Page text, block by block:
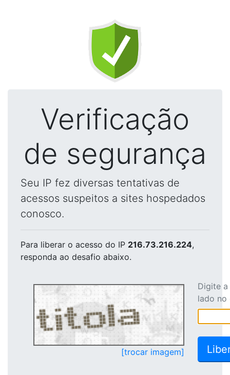
Verificação
de segurança
Seu IP fez diversas tentativas de
acessos suspeitos a sites hospedados
conosco.
Para liberar o acesso do IP 216.73.216.224,
responda ao desafio abaixo.
[trocar imagem]
Digite
lado no